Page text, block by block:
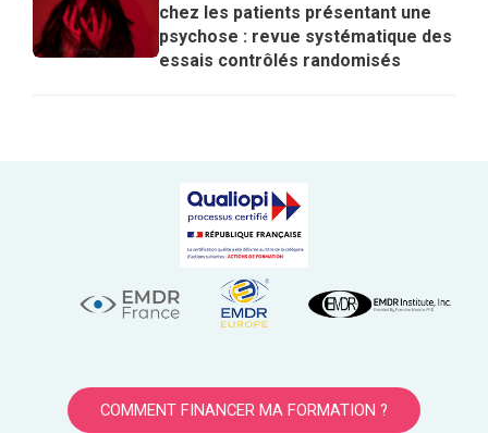
chez les patients présentant une
psychose : revue systématique des
essais contrôlés randomisés
COMMENT FINANCER MA FORMATION ?